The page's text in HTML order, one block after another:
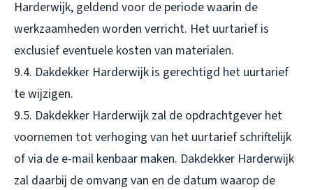
Harderwijk, geldend voor de periode waarin de
werkzaamheden worden verricht. Het uurtarief is
exclusief eventuele kosten van materialen.
9.4. Dakdekker Harderwijk is gerechtigd het uurtarief
te wijzigen.
9.5. Dakdekker Harderwijk zal de opdrachtgever het
voornemen tot verhoging van het uurtarief schriftelijk
of via de e-mail kenbaar maken. Dakdekker Harderwijk
zal daarbij de omvang van en de datum waarop de